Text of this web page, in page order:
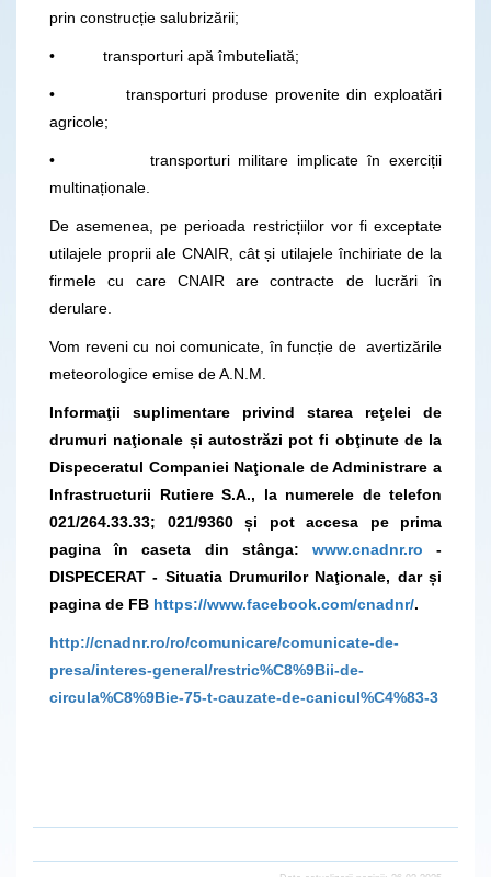
prin construcție salubrizării;
• transporturi apă îmbuteliată;
• transporturi produse provenite din exploatări
agricole;
• transporturi militare implicate în exerciții
multinaționale.
De asemenea, pe perioada restricțiilor vor fi exceptate
utilajele proprii ale CNAIR, cât și utilajele închiriate de la
firmele cu care CNAIR are contracte de lucrări în
derulare.
Vom reveni cu noi comunicate, în funcție de avertizările
meteorologice emise de A.N.M.
Informaţii suplimentare privind starea reţelei de
drumuri naţionale și autostrăzi pot fi obţinute de la
Dispeceratul Companiei Naţionale de Administrare a
Infrastructurii Rutiere S.A., la numerele de telefon
021/264.33.33; 021/9360 și pot accesa pe prima
pagina în caseta din stânga: www.cnadnr.ro -
DISPECERAT - Situatia Drumurilor Naţionale, dar și
pagina de FB https://www.facebook.com/cnadnr/.
http://cnadnr.ro/ro/comunicare/comunicate-de-
presa/interes-general/restric%C8%9Bii-de-
circula%C8%9Bie-75-t-cauzate-de-canicul%C4%83-3